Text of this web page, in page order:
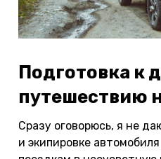
Подготовка к
путешествию
Сразу оговорюсь, я не
и экипировке